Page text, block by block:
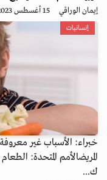
إيمان الوراقي 15 أغسطس 2023 - 02:12
إنسانيات
خبراء: الأسباب غير
المريضالأمم المتحدة:
ك...